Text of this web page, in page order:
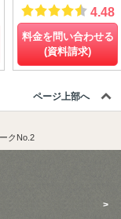
4.48
料金を問い合わせる
(資料請求)
ページ上部へ
クNo.2